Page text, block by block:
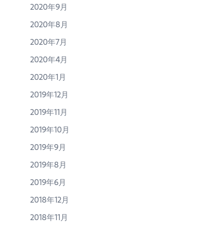
2020年9月
2020年8月
2020年7月
2020年4月
2020年1月
2019年12月
2019年11月
2019年10月
2019年9月
2019年8月
2019年6月
2018年12月
2018年11月